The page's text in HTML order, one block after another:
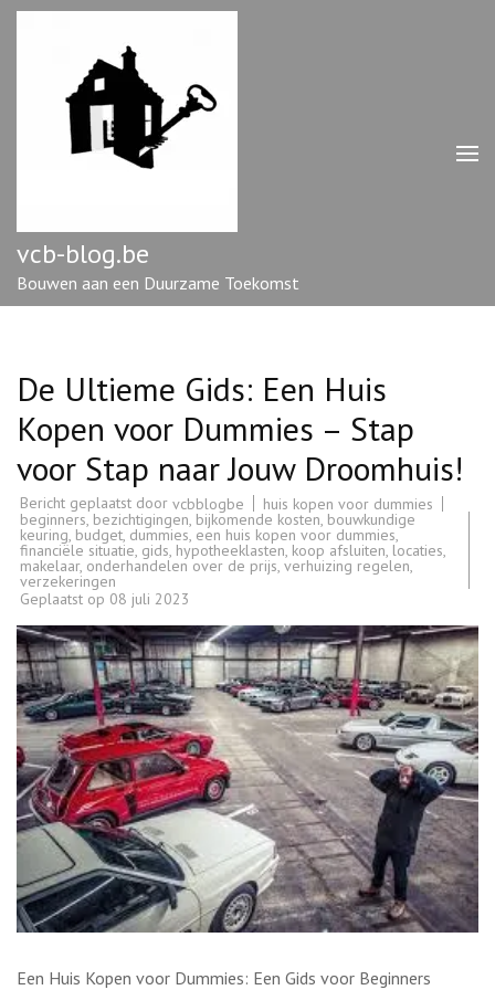
Ga
vcb-blog.be
Bouwen aan een Duurzame Toekomst
De Ultieme Gids: Een Huis
Kopen voor Dummies – Stap
voor Stap naar Jouw Droomhuis!
Bericht geplaatst door vcbblogbe
huis kopen voor dummies
beginners, bezichtigingen, bijkomende kosten, bouwkundige
keuring, budget, dummies, een huis kopen voor dummies,
financiële situatie, gids, hypotheeklasten, koop afsluiten, locaties,
makelaar, onderhandelen over de prijs, verhuizing regelen,
verzekeringen
Geplaatst op 08 juli 2023
Een Huis Kopen voor Dummies: Een Gids voor Beginners